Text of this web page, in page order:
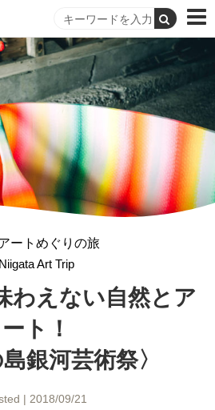
ートめぐりの旅
Niigata Art Trip
わえない自然とア
ート！
銀河芸術祭〉
| 2018/09/21